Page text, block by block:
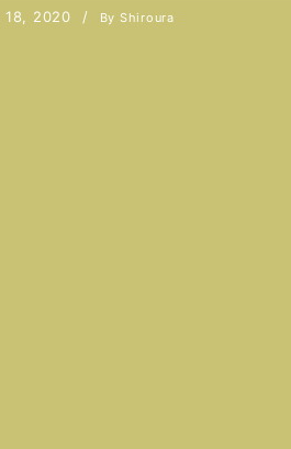
18 2020 By Shiroura